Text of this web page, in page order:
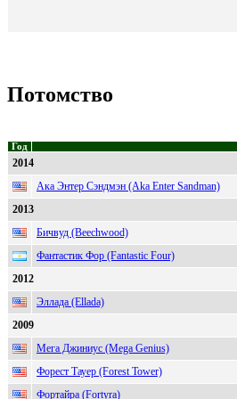
Потомство
Год
2014
Ака Энтер Сэндмэн (Aka Enter Sandman)
2013
Бичвуд (Beechwood)
Фантастик Фор (Fantastic Four)
2012
Эллада (Ellada)
2009
Мега Джиниус (Mega Genius)
Форест Тауер (Forest Tower)
Фортайра (Fortyra)